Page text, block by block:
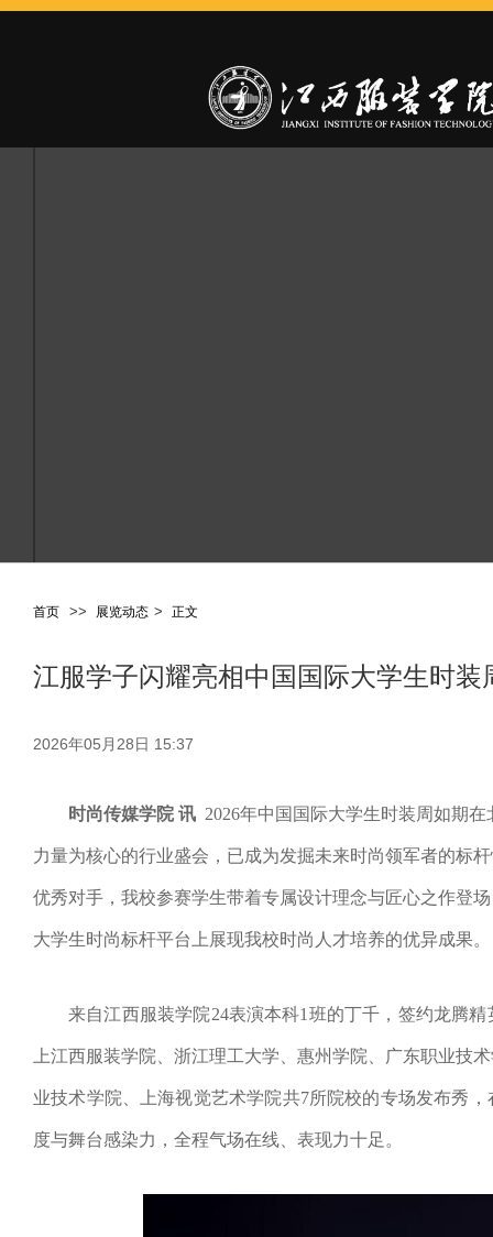
首页 >> 展览动态 > 正文
江服学子闪耀亮相中国国际大学生时装
2026年05月28日 15:37
时尚传媒学院 讯 2026年中国国际大学生时装周如期
力量为核心的行业盛会，已成为发掘未来时尚领军者的标
优秀对手，我校参赛学生带着专属设计理念与匠心之作登
大学生时尚标杆平台上展现我校时尚人才培养的优异成果。
来自江西服装学院24表演本科1 班的丁千， 签约龙腾精
上江西服装学院、浙江理工大学、惠州学院、广东职业技
业技术学院、上海视觉艺术学院共7所院校的专场发布秀
度与舞台感染力 ， 全程气场在线 表现力十足 。